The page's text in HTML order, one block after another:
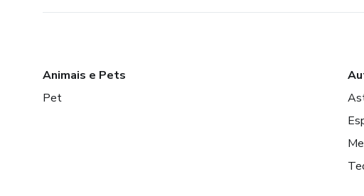
Animais e Pets
Pet